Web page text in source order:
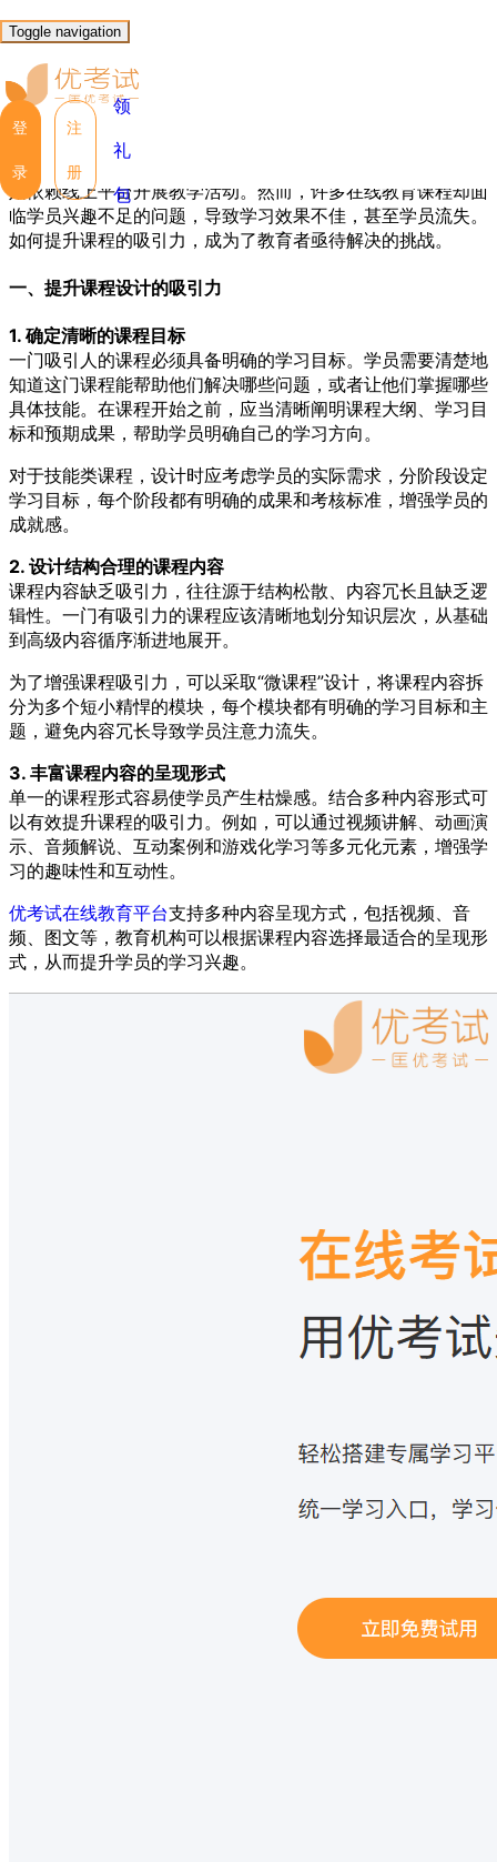
Toggle navigation
登
录
注
册
领
礼
包
优考试 博客
如何提高学员参与度与学习效果？
Lulu 2025年1月09日 星期四 15:39
随着在线教育行业的快速崛起，越来越多的教育机构和企业开
始依赖线上平台开展教学活动。然而，许多在线教育课程却面
临学员兴趣不足的问题，导致学习效果不佳，甚至学员流失。
如何提升课程的吸引力，成为了教育者亟待解决的挑战。
一、提升课程设计的吸引力
1. 确定清晰的课程目标
一门吸引人的课程必须具备明确的学习目标。学员需要清楚地
知道这门课程能帮助他们解决哪些问题，或者让他们掌握哪些
具体技能。在课程开始之前，应当清晰阐明课程大纲、学习目
标和预期成果，帮助学员明确自己的学习方向。
对于技能类课程，设计时应考虑学员的实际需求，分阶段设定
学习目标，每个阶段都有明确的成果和考核标准，增强学员的
成就感。
2. 设计结构合理的课程内容
课程内容缺乏吸引力，往往源于结构松散、内容冗长且缺乏逻
辑性。一门有吸引力的课程应该清晰地划分知识层次，从基础
到高级内容循序渐进地展开。
为了增强课程吸引力，可以采取“微课程”设计，将课程内容拆
分为多个短小精悍的模块，每个模块都有明确的学习目标和主
题，避免内容冗长导致学员注意力流失。
3. 丰富课程内容的呈现形式
单一的课程形式容易使学员产生枯燥感。结合多种内容形式可
以有效提升课程的吸引力。例如，可以通过视频讲解、动画演
示、音频解说、互动案例和游戏化学习等多元化元素，增强学
习的趣味性和互动性。
优考试在线教育平台支持多种内容呈现方式，包括视频、音
频、图文等，教育机构可以根据课程内容选择最适合的呈现形
式，从而提升学员的学习兴趣。